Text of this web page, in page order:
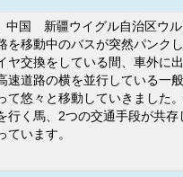
中国 新疆ウイグル自治区ウル
を移動中のバスが突然パンク
ヤ交換をしている間、車外に
速道路の横を並行している一
て悠々と移動していきました
行く馬、2つの交通手段が共存
ています。